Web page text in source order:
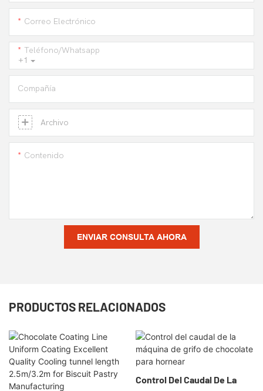
Correo Electrónico
+1
Teléfono/whatsapp
Compañía
Archivo
Contenido
ENVIAR CONSULTA AHORA
PRODUCTOS RELACIONADOS
Control Del Caudal De La